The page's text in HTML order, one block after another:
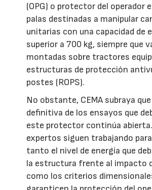
(OPG) o protector del operador
palas destinadas a manipular
unitarias con una capacidad de
superior a 700 kg, siempre que
montadas sobre tractores
estructuras de protección
postes (ROPS).
No obstante, CEMA subraya
definitiva de los ensayos que
este protector continúa
expertos siguen trabajando
tanto el nivel de energía que
la estructura frente al impacto
como los criterios